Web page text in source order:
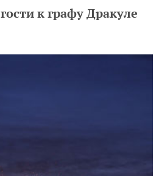
к графу Дракуле